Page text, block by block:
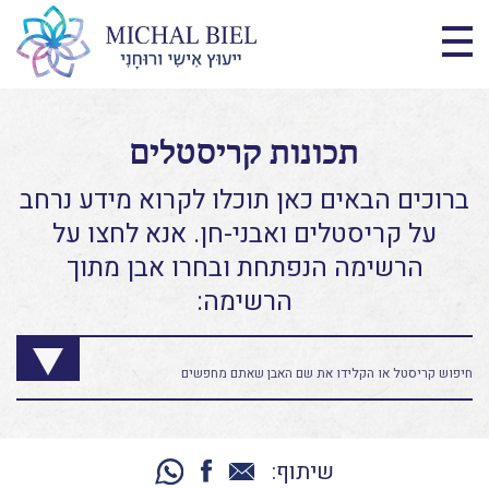
תכונות קריסטלים
ברוכים הבאים כאן תוכלו לקרוא מידע נרחב
על קריסטלים ואבני-חן. אנא לחצו על
הרשימה הנפתחת ובחרו אבן מתוך
הרשימה:
שיתוף: